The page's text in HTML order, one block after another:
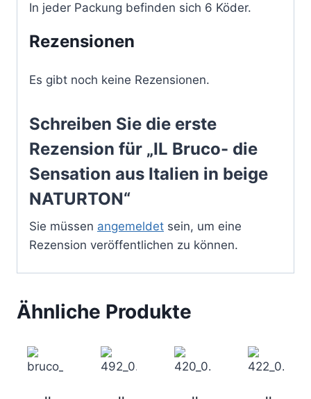
In jeder Packung befinden sich 6 Köder.
Rezensionen
Es gibt noch keine Rezensionen.
Schreiben Sie die erste
Rezension für „IL Bruco- die
Sensation aus Italien in beige
NATURTON“
Sie müssen angemeldet sein, um eine
Rezension veröffentlichen zu können.
Ähnliche Produkte